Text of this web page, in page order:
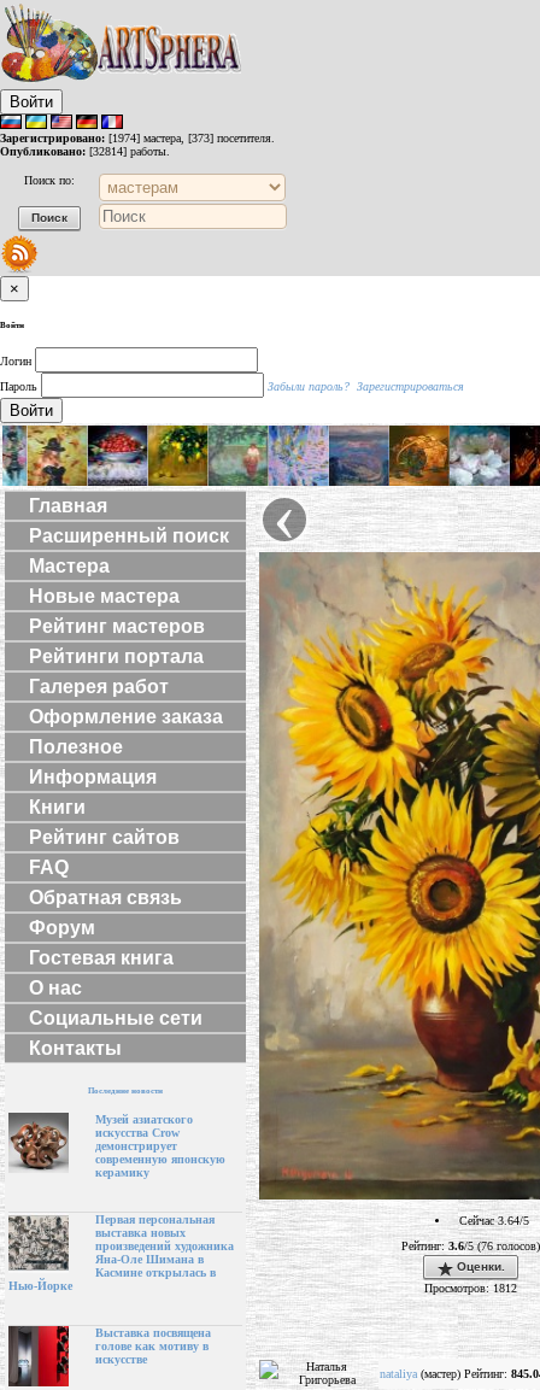
Войти
Зарегистрировано: [1974] мастера, [373] посетителя.
Опубликовано: [32814] работы.
Поиск по:
×
Войти
Логин
Пароль
Забыли пароль? Зарегистрироваться
Войти
Главная
Расширенный поиск
Мастера
Новые мастера
Рейтинг мастеров
Рейтинги портала
Галерея работ
Оформление заказа
Полезное
Информация
Книги
Рейтинг сайтов
FAQ
Обратная связь
Форум
Гостевая книга
О нас
Социальные сети
Контакты
Последние новости
Музей азиатского
искусства Crow
демонстрирует
современную японскую
керамику
Первая персональная
выставка новых
произведений художника
Яна-Оле Шимана в
Касмине открылась в
Нью-Йорке
Выставка посвящена
голове как мотиву в
искусстве
‹
Сейчас 3.64/5
Рейтинг: 3.6/5 (76 голосов)
Оценки.
Просмотров: 1812
nataliya (мастер) Рейтинг: